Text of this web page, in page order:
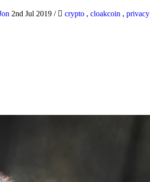
2nd Jul 2019 / crypto , cloakcoin , privacy